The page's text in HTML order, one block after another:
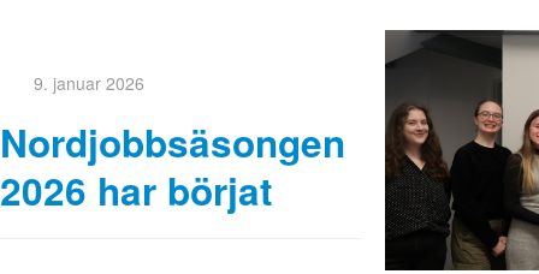
9. januar 2026
Nordjobbsäsongen
2026 har börjat